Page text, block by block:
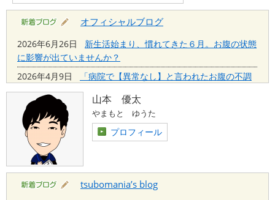
新年あけましておめでとうございます
2024年8月1日
8月のお知らせ
2024年5月14日
予約システムの変更のお知らせ
オフィシャルブログ
2026年6月26日
新生活始まり、慣れてきた６月。お腹の状態
に影響が出ていませんか？
2026年4月9日
「病院で【異常なし】と言われたお腹の不調
の正体」
2025年11月6日
感染症が怖いこの季節は腸活が大切！
2025年10月10日
【過敏性腸症候群(IBS)に悩む方へ】
2025年6月12日
2019年12月5日
2019年1月4日
鍼灸の力を「信じていない」鍼灸師に知って
山本 優太
やまもと ゆうた
プロフィール
tsubomania’s blog